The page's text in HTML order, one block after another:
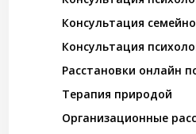
Консультация
Консультация
Расстановки онлайн
Терапия природой
Организационные